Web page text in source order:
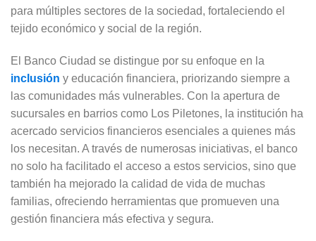
para múltiples sectores de la sociedad, fortaleciendo el
tejido económico y social de la región.
El Banco Ciudad se distingue por su enfoque en la
inclusión y educación financiera, priorizando siempre a
las comunidades más vulnerables. Con la apertura de
sucursales en barrios como Los Piletones, la institución ha
acercado servicios financieros esenciales a quienes más
los necesitan. A través de numerosas iniciativas, el banco
no solo ha facilitado el acceso a estos servicios, sino que
también ha mejorado la calidad de vida de muchas
familias, ofreciendo herramientas que promueven una
gestión financiera más efectiva y segura.